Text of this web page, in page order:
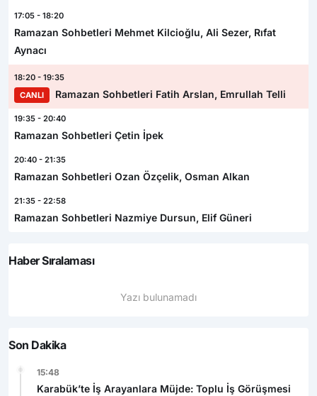
17:05 - 18:20
Ramazan Sohbetleri Mehmet Kilcioğlu, Ali Sezer, Rıfat
Aynacı
18:20 - 19:35
CANLI
Ramazan Sohbetleri Fatih Arslan, Emrullah Telli
19:35 - 20:40
Ramazan Sohbetleri Çetin İpek
20:40 - 21:35
Ramazan Sohbetleri Ozan Özçelik, Osman Alkan
21:35 - 22:58
Ramazan Sohbetleri Nazmiye Dursun, Elif Güneri
Haber Sıralaması
Yazı bulunamadı
Son Dakika
15:48
Karabük’te İş Arayanlara Müjde: Toplu İş Görüşmesi